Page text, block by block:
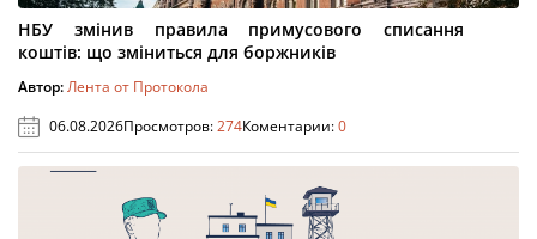
НБУ змінив правила примусового списання
коштів: що зміниться для боржників
Автор:Лента от Протокола
06.08.2026Просмотров:274Коментарии:0